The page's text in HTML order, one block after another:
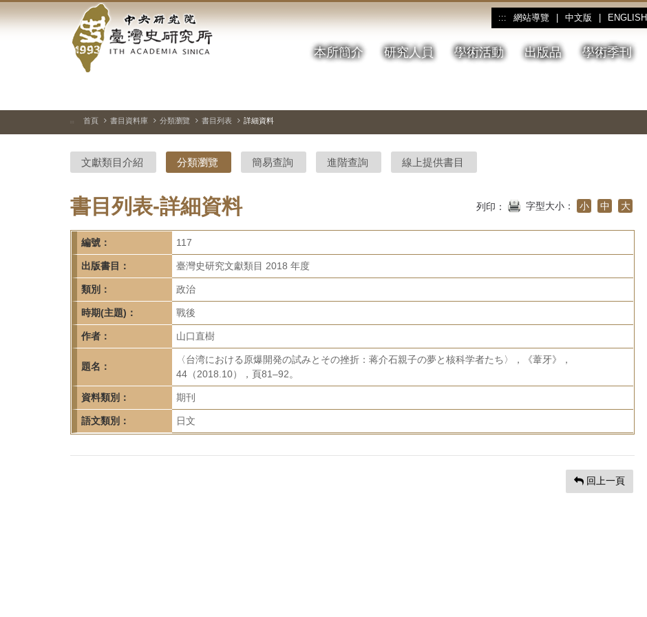
到
中
央
研
院-
臺
灣
史
研
究
所-
首
頁
::: 網站導覽 中文版 ENGLISH
本所簡介 研究人員 學術活動 出版品 學術季刊
::: 首頁 書目資料庫 分類瀏覽 書目列表 詳細資料
文獻類目介紹 分類瀏覽 簡易查詢 進階查詢 線上提供書目
書目列表-詳細資料 列印： 字型大小： 小 中 大
編號： 117
出版書目： 臺灣史研究文獻類目 2018 年度
類別： 政治
時期(主題)： 戰後
作者： 山口直樹
題名：
〈台湾における原爆開発の試みとその挫折：蒋介石親子の夢と核科学者たち〉，《葦牙》，
44（2018.10），頁81–92。
資料類別： 期刊
語文類別： 日文
回上一頁